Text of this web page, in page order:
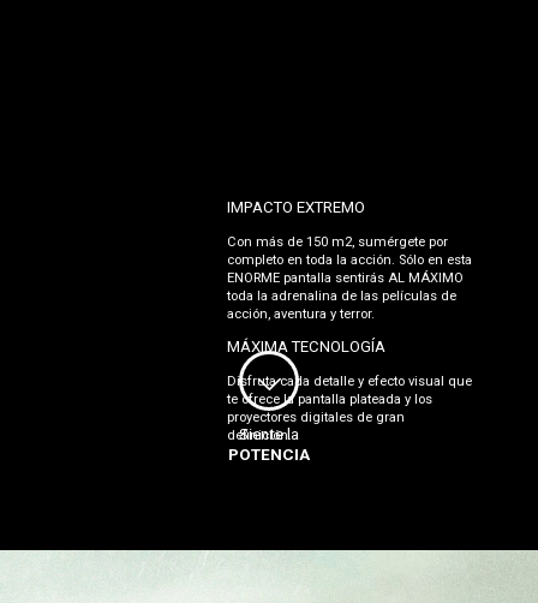
IMPACTO EXTREMO
Con más de 150 m2, sumérgete por
completo en toda la acción. Sólo en esta
ENORME pantalla sentirás AL MÁXIMO
toda la adrenalina de las películas de
acción, aventura y terror.
MÁXIMA TECNOLOGÍA
Disfruta cada detalle y efecto visual que
te ofrece la pantalla plateada y los
proyectores digitales de gran
definición.
Siente la
POTENCIA